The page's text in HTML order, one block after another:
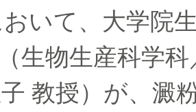
おいて、大学院
生物生産科学
教授）が、澱